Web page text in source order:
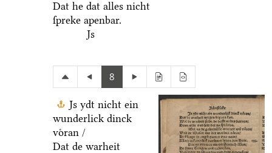
Dat he dat alles nicht
ſpreke apenbar.
Js
8
Js ydt nicht ein
wunderlick dinck
voͤran /
Dat de warheit